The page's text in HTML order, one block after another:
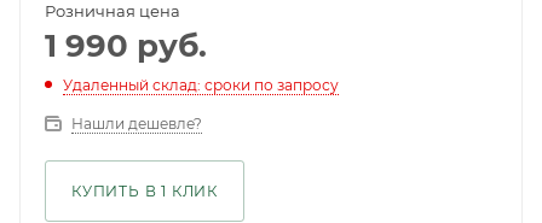
Розничная цена
1 990 руб.
Удаленный склад: сроки по запросу
Нашли дешевле?
КУПИТЬ В 1 КЛИК